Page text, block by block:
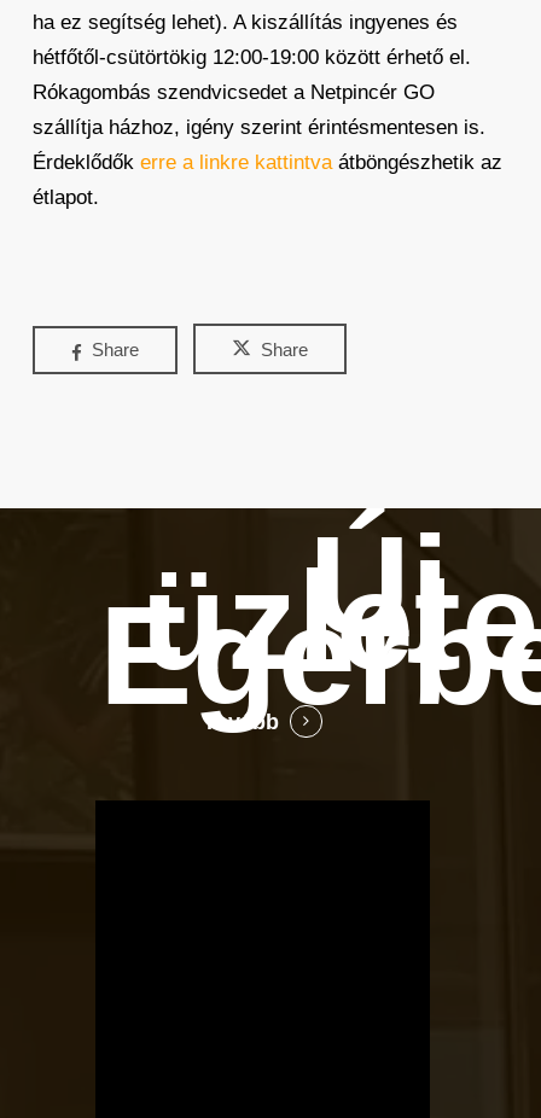
ha ez segítség lehet). A kiszállítás ingyenes és
hétfőtől-csütörtökig 12:00-19:00 között érhető el.
Rókagombás szendvicsedet a Netpincér GO
szállítja házhoz, igény szerint érintésmentesen is.
Érdeklődők erre a linkre kattintvaátböngészhetik az
étlapot.
Share Share
Új
Tovább